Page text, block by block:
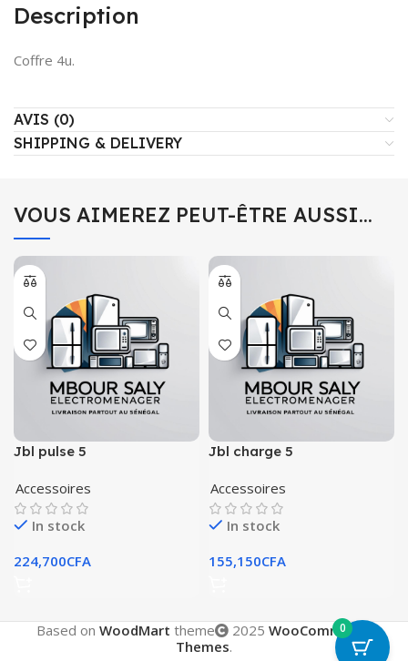
Description
Coffre 4u.
AVIS (0)
SHIPPING & DELIVERY
VOUS AIMEREZ PEUT-ÊTRE AUSSI…
Jbl pulse 5
Accessoires
In stock
224,700CFA
Jbl charge 5
Accessoires
In stock
155,150CFA
Based on WoodMart theme 2025 WooCommerce
Themes.
0